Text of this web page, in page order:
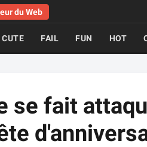
du Web
CUTE FAIL FUN HOT
se fait